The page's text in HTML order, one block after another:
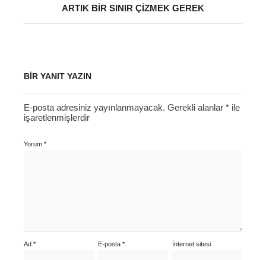
ARTIK BIR SINIR ÇIZMEK GEREK
BIR YANIT YAZIN
E-posta adresiniz yayınlanmayacak. Gerekli alanlar * ile
işaretlenmişlerdir
Yorum *
Ad * E-posta* İnternet sitesi